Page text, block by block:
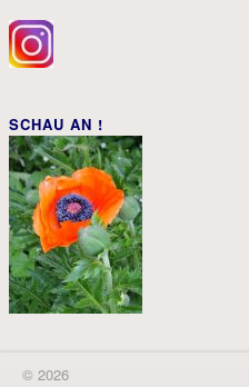
SCHAU AN !
© 2026